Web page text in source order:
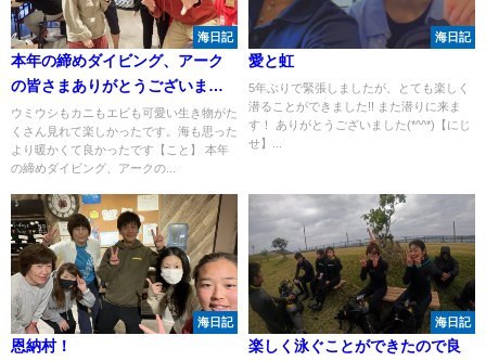
海日記
本年の締めダイビング、アーク
の皆さまありがとうございまし
た。
ウミウシもカニもエビも可愛い生き物がた
くさん見れて楽しかったです。海も思った
より暖かくて良かったです【こと】 本年
の締めダイビング、アークの...
海日記
愛と虹
5年ぶりで緊張しましたが、とても楽しく
潜ることができました!! また潜りに来ま
す！ ありがとうございました(*^^*)【にじ
せ】...
海日記
恩納村！
海日記
楽しく泳ぐことができたので良